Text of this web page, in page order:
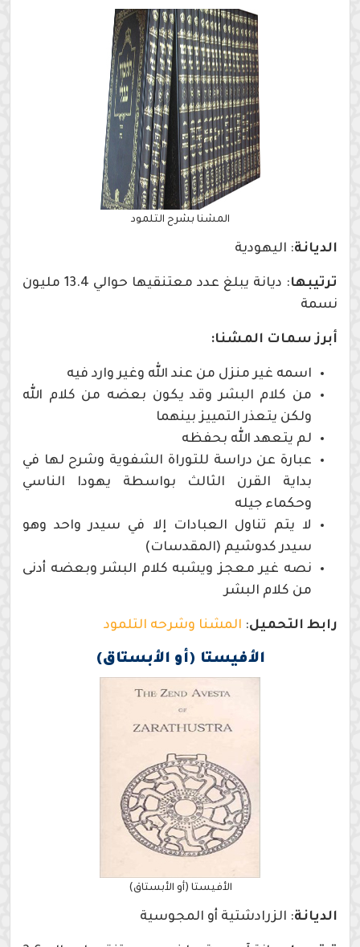
المشنا بشرح التلمود
الديانة: اليهودية
ترتيبها
: ديانة يبلغ عدد معتنقيها حوالي 13.4 مليون
نسمة
أبرز سمات المشنا:
اسمه غير منزل من عند الله وغير وارد فيه
من كلام البشر وقد يكون بعضه من كلام الله
ولكن يتعذر التمييز بينهما
لم يتعهد الله بحفظه
عبارة عن دراسة للتوراة الشفوية وشرح لها في
بداية القرن الثالث بواسطة يهودا الناسي
وحكماء جيله
لا يتم تناول العبادات إلا في سيدر واحد وهو
سيدر كدوشيم (المقدسات)
نصه غير معجز ويشبه كلام البشر وبعضه أدنى
من كلام البشر
رابط التحميل: المشنا وشرحه التلمود
الأفيستا (أو الأبستاق)
الأفيستا (أو الأبستاق)
الديانة: الزرادشتية أو المجوسية